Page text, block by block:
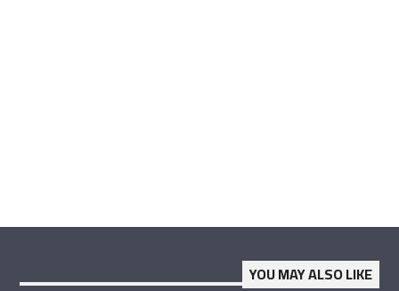
YOU MAY ALSO LIKE